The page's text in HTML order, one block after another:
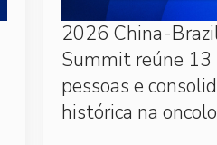
2026 China-
Summit reúne 13
pessoas e
histórica na